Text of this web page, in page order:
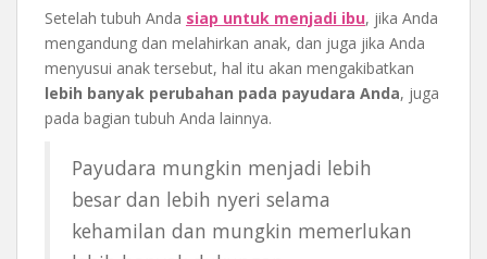
Setelah tubuh Anda siap untuk menjadi ibu, jika Anda
mengandung dan melahirkan anak, dan juga jika Anda
menyusui anak tersebut, hal itu akan mengakibatkan
lebih banyak perubahan pada payudara Anda, juga
pada bagian tubuh Anda lainnya.
Payudara mungkin menjadi lebih
besar dan lebih nyeri selama
kehamilan dan mungkin memerlukan